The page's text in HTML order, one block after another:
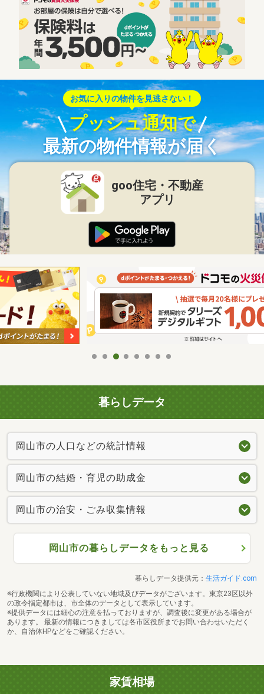
お気に入りの物件を見逃さない！
プッシュ通知で
最新の物件情報が届く
goo住宅・不動産
アプリ
暮らしデータ
岡山市の人口などの統計情報
岡山市の結婚・育児の助成金
岡山市の治安・ごみ収集情報
岡山市の暮らしデータをもっと見る
暮らしデータ提供元： 生活ガイド.com
※行政機関により公表していない地域及びデータがございます。東京23区以外
の政令指定都市は、市全体のデータとして表示しています。
※提供データには細心の注意を払っておりますが、調査後に変更がある場合が
あります。 最新の情報につきましては各市区役所までお問い合わせいただく
か、自治体HPなどをご確認ください。
家賃相場